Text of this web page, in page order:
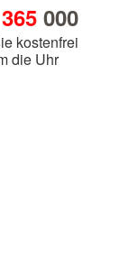
365000
kostenfrei
die Uhr